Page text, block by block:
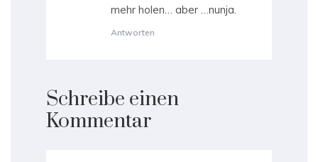
mehr holen… aber …nunja.
Antworten
Schreibe einen
Kommentar